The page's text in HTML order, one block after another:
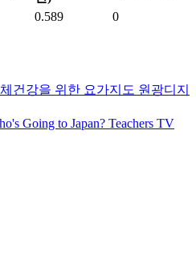
0.589 0
건강을 위한 요가지도 원광디지
Going to Japan? Teachers TV